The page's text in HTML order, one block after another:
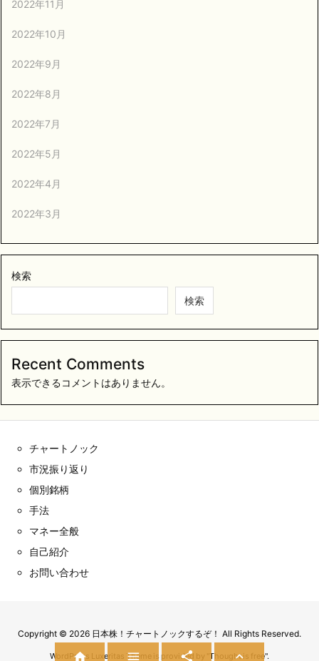
2022年11月
2022年10月
2022年9月
2022年8月
2022年7月
2022年5月
2022年4月
2022年3月
検索
検索
Recent Comments
表示できるコメントはありません。
チャートノック
市況振り返り
個別銘柄
手法
マネー全般
自己紹介
お問い合わせ
Copyright © 2026 日本株！チャートノックするぞ！ All Rights Reserved.
WordPress Luxeritas Theme is provided by " Thought is free".
   